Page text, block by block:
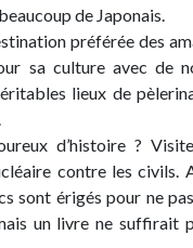
de Japonais.
préférée des
sa culture avec de
lieux de
d’histoire ?
contre les civils.
sont érigés pour ne
un livre ne suffirait